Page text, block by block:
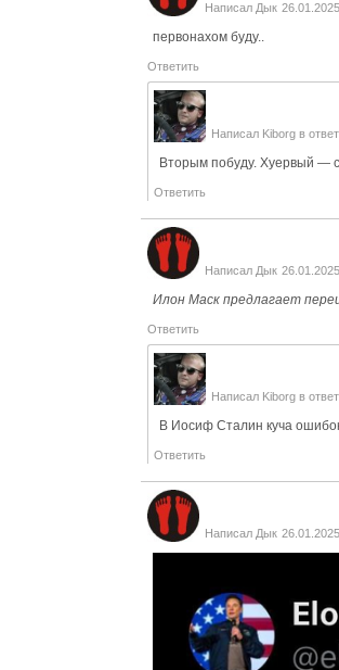
Написал Дык
первонахом буду..
Ответить
Написал Kiborg в ответ
Вторым побуду. Хуервый —
Ответить
Написал Дык
Илон Маск предлагает
Ответить
Написал Kiborg в ответ
В Иосиф Сталин куча
Ответить
Написал Дык